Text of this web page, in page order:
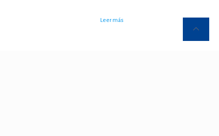
Leer más